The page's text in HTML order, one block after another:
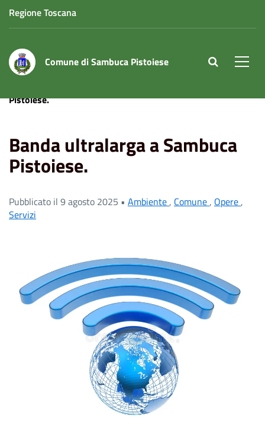
Regione Toscana
Comune di Sambuca Pistoiese site.searc
Pistoiese.
Banda ultralarga a Sambuca
Pistoiese.
Pubblicato il 9 agosto 2025 • Ambiente, Comune, Opere,
Servizi